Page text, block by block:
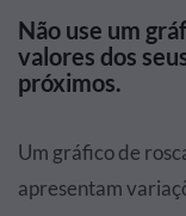
Não use um
valores dos
próximos.
Um gráfico de
apresentam